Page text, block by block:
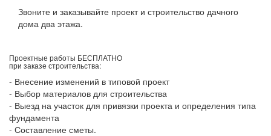
Звоните и заказывайте проект и строительство дачного
дома два этажа.
Проектные работы БЕСПЛАТНО
при заказе строительства:
- Внесение изменений в типовой проект
- Выбор материалов для строительства
- Выезд на участок для привязки проекта и определения типа
фундамента
- Составление сметы.